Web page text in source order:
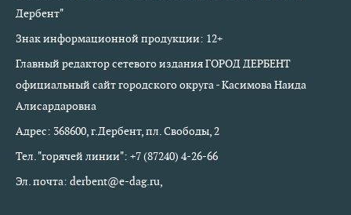
Дербент"
Знак информационной продукции: 12+
Главный редактор сетевого издания ГОРОД ДЕРБЕНТ
официальный сайт городского округа - Касимова Наида
Алисардаровна
Адрес: 368600, г.Дербент, пл. Свободы, 2
Тел. "горячей линии": +7 (87240) 4-26-66
Эл. почта: derbent@e-dag.ru,